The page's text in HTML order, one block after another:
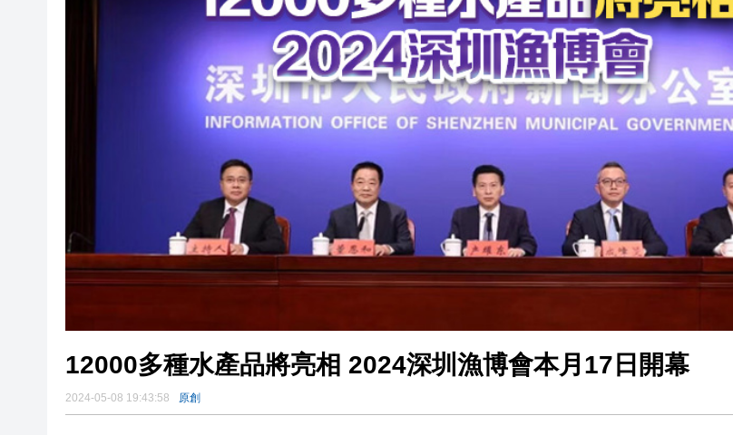
黎智英案｜吳良好：依法公正處理黎智英求情 罪證如山豈能妄想輕判
50餘位頂尖專家共話時代命題
海南澄邁文儒煥新升級 五組數據見證文儒沉香從傳統邁向現代
梁振英率港區全國政協委員考察團來瓊考察
2025年海南儋州以舊換新帶動消費約18億元
山東26戶省屬國企去年合計營收2.58萬億 利潤總額近936億
瀋陽鐵西校園閱讀活動解鎖閱讀新玩法
閩粵贛三地漢樂藝術家齊聚深圳，共奏客家文化傳承新篇章
12000多種水產品將亮相 2024深圳漁博會本月17日開幕
2024-05-08 19:43:58 原創